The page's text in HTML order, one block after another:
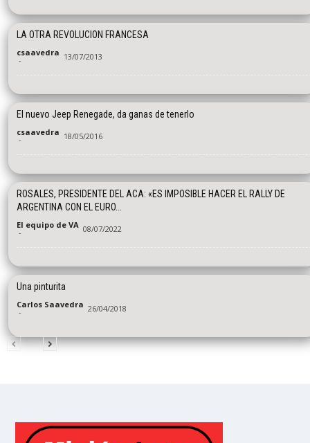
LA OTRA REVOLUCION FRANCESA
csaavedra
- 13/07/2013
El nuevo Jeep Renegade, da ganas de tenerlo
csaavedra
- 18/05/2016
ROSALES, PRESIDENTE DEL ACA: «ES IMPOSIBLE HACER EL RALLY DE
ARGENTINA CON EL EURO...
El equipo de VA
- 08/07/2022
Una pinturita
Carlos Saavedra
- 26/04/2018